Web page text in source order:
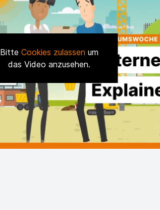
Bitte Cookies zulassen um
das Video anzusehen.